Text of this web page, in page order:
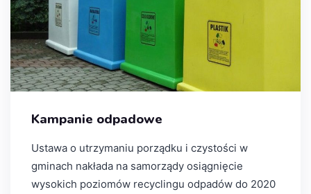
Kampanie odpadowe
Ustawa o utrzymaniu porządku i czystości w
gminach nakłada na samorządy osiągnięcie
wysokich poziomów recyclingu odpadów do 2020